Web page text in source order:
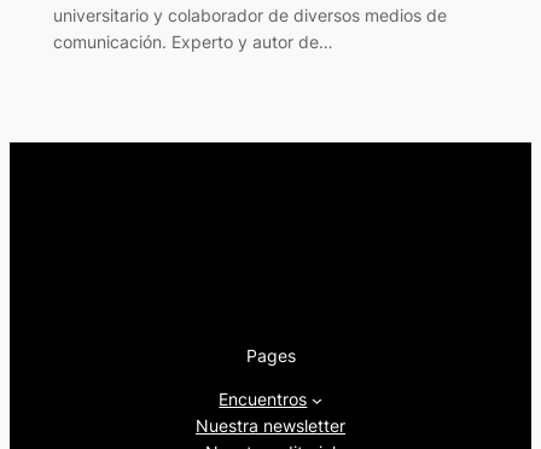
universitario y colaborador de diversos medios de
comunicación. Experto y autor de…
Pages
Encuentros
Nuestra newsletter